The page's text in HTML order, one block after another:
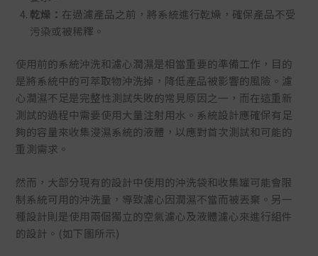
乾燥： 在過濾產品之前，將系統進行乾燥，確保產品不受
污染或被稀釋。
使用前的系統沖洗和濾心潤濕是相當重要的準備工作，目的
是將系統中的可萃取物沖洗掉，降低產品被影響的風險。濾
心潤濕不足是完整性測試失敗的常見原因之一，而在這重新
測試的過程中需要使用大量注射用水。系統設計應確保有足
夠的容量來收集浸濕系統的液體，以應對首次測試和可能的
重測需求。
然而，大部分現有的設計中使用的沖洗袋和收集罐可能會限
制系統可用的沖洗量，導致濾心因潤濕不當而被丟棄。另一
種設計則是使用兩個獨立的空氣濾心及液體濾心來進行組件
的設計。(如下圖所示)